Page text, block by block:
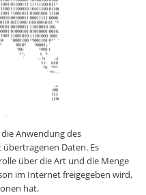
Anwendung des
Daten. Es
über die Art und die Menge
im Internet freigegeben wird,
hat.